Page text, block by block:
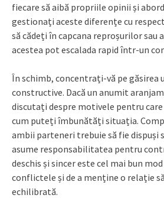
fiecare să aibă propriile opinii și
gestionați aceste diferențe cu
să cădeți în capcana reproșurilor sau
acestea pot escalada rapid într-un
În schimb, concentrați-vă pe găsirea
constructive. Dacă un anumit
discutați despre motivele pentru
cum puteți îmbunătăți situația.
ambii parteneri trebuie să fie dispuși
asume responsabilitatea pentru
deschis și sincer este cel mai bun mod
conflictele și de a menține o relație
echilibrată.